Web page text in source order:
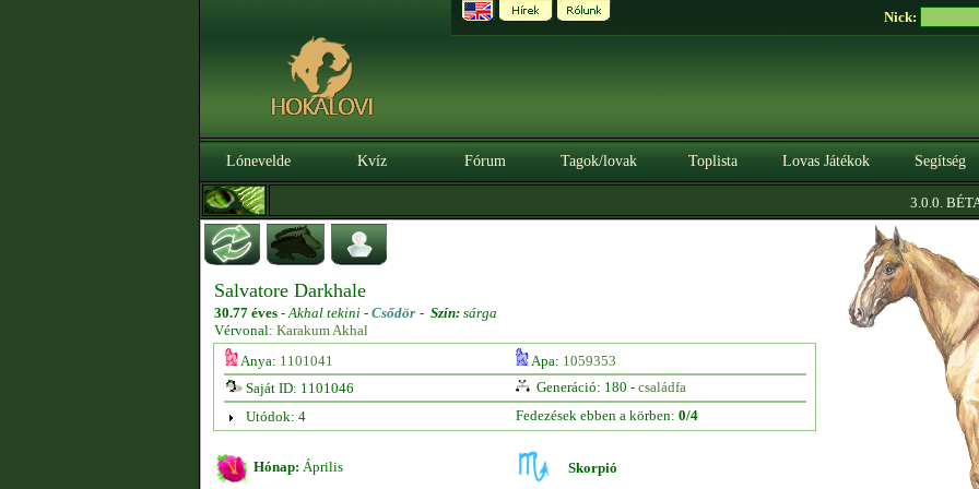
Nick:
Lónevelde Kvíz Fórum Tagok/lovak Toplista Lovas Játékok Segítség
3.0.0. BÉTA|
Salvatore Darkhale
30.77 éves -Akhal tekini - Csődör - Szín: sárga
Vérvonal: Karakum Akhal
Anya: 1101041 Apa: 1059353
Saját ID: 1101046
Generáció: 180 - családfa
Utódok: 4
Fedezések ebben a körben: 0/4
Hónap: Április Skorpió